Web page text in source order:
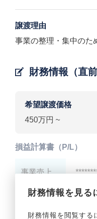
譲渡理由
事業の整理・集中のた
財務情報（直前
希望譲渡価格
450万円 ~
財務情報を見る
財務情報を閲覧する
損益計算書（P/L）
事業売上
事業利益